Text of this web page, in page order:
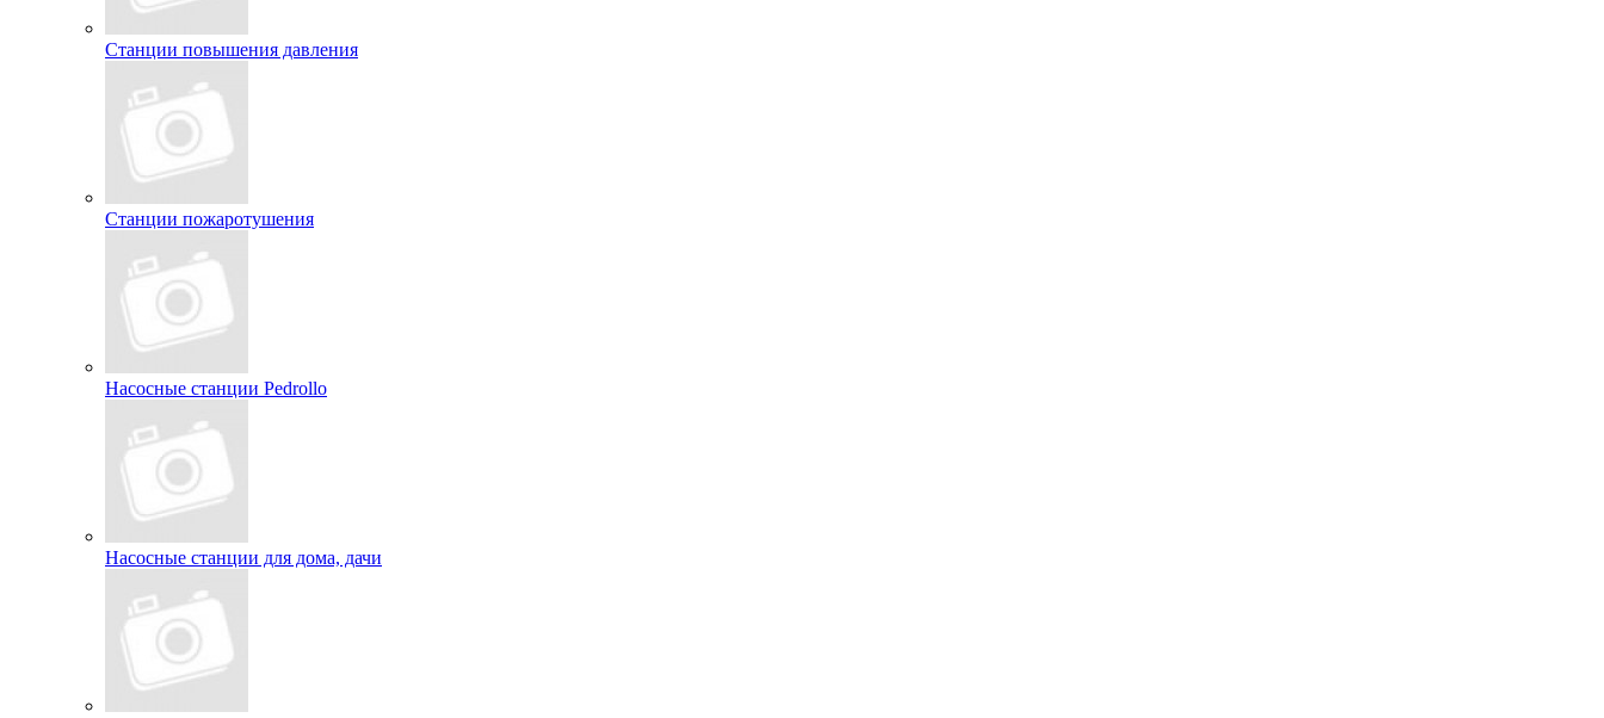
Станции повышения давления
Станции пожаротушения
Насосные станции Pedrollo
Насосные станции для дома, дачи